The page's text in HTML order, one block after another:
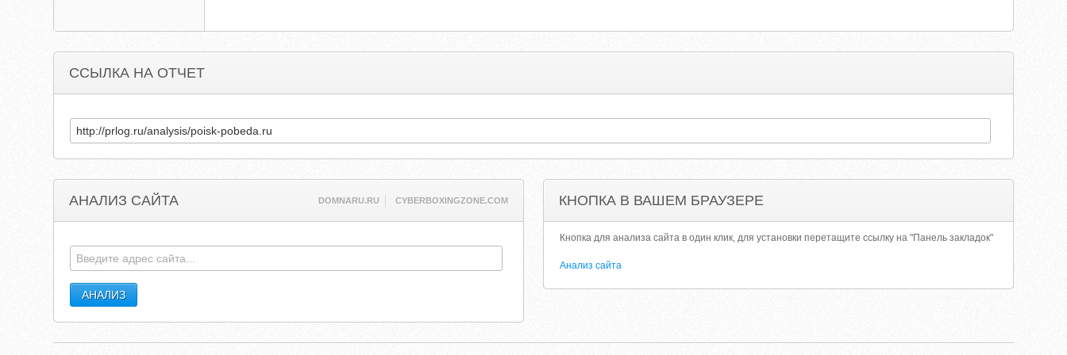
ССЫЛКА НА ОТЧЕТ
АНАЛИЗ САЙТА DOMNARU.RU CYBERBOXINGZONE.COM КНОПКА В ВАШЕМ БРАУЗЕРЕ
Кнопка для анализа сайта в один клик, для установки перетащите ссылку на "Панель закладок"
Анализ сайта